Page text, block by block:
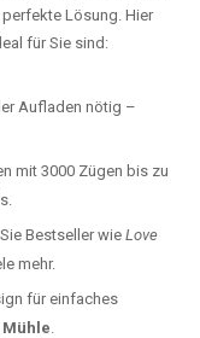
Lösung. Hier
für Sie sind:
Aufladen nötig –
mit 3000 Zügen bis zu
Bestseller wie Love
mehr.
für einfaches
Mühle.